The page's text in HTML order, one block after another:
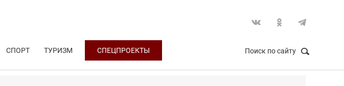
СПОРТ ТУРИЗМ СПЕЦПРОЕКТЫ Поиск по сайту